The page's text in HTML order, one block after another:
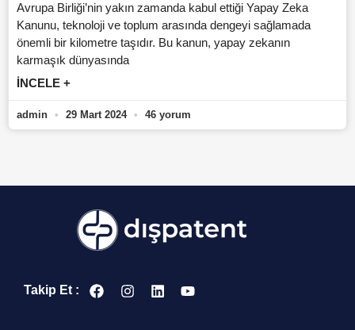
Avrupa Birliği’nin yakın zamanda kabul ettiği Yapay Zeka
Kanunu, teknoloji ve toplum arasında dengeyi sağlamada
önemli bir kilometre taşıdır. Bu kanun, yapay zekanın
karmaşık dünyasında
İNCELE +
admin 29 Mart 2024 46 yorum
Takip Et :